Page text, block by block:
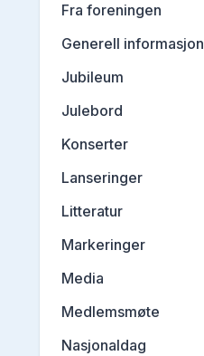
Fra foreningen
Generell informasjon
Jubileum
Julebord
Konserter
Lanseringer
Litteratur
Markeringer
Media
Medlemsmøte
Nasjonaldag